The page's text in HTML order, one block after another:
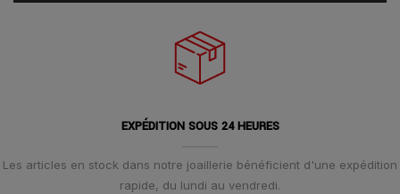
EXPÉDITION SOUS 24 HEURES
Les articles en stock dans notre joaillerie bénéficient d'une expédition
rapide, du lundi au vendredi.